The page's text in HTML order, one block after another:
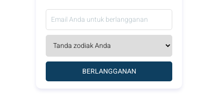
BERLANGGANAN